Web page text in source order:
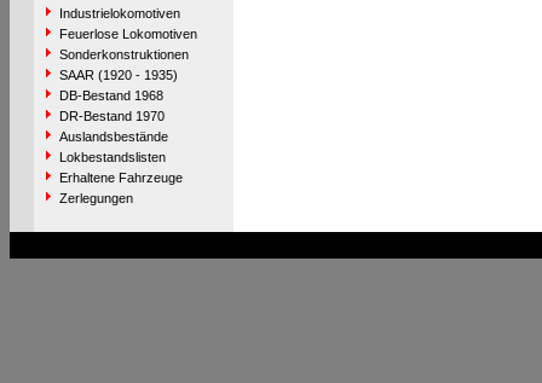
Industrielokomotiven
Feuerlose Lokomotiven
Sonderkonstruktionen
SAAR (1920 - 1935)
DB-Bestand 1968
DR-Bestand 1970
Auslandsbestände
Lokbestandslisten
Erhaltene Fahrzeuge
Zerlegungen